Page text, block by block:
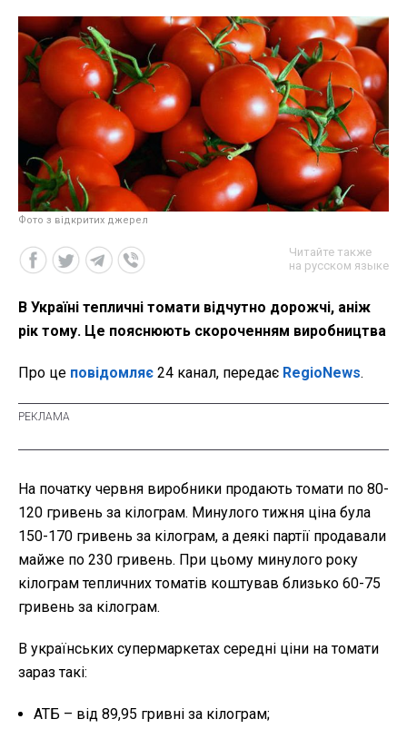
Фото з відкритих джерел
Читайте также
на русском языке
В Україні тепличні томати відчутно дорожчі, аніж
рік тому. Це пояснюють скороченням виробництва
Про це повідомляє 24 канал, передає RegioNews.
На початку червня виробники продають томати по 80-
120 гривень за кілограм. Минулого тижня ціна була
150-170 гривень за кілограм, а деякі партії продавали
майже по 230 гривень. При цьому минулого року
кілограм тепличних томатів коштував близько 60-75
гривень за кілограм.
В українських супермаркетах середні ціни на томати
зараз такі:
АТБ – від 89,95 гривні за кілограм;